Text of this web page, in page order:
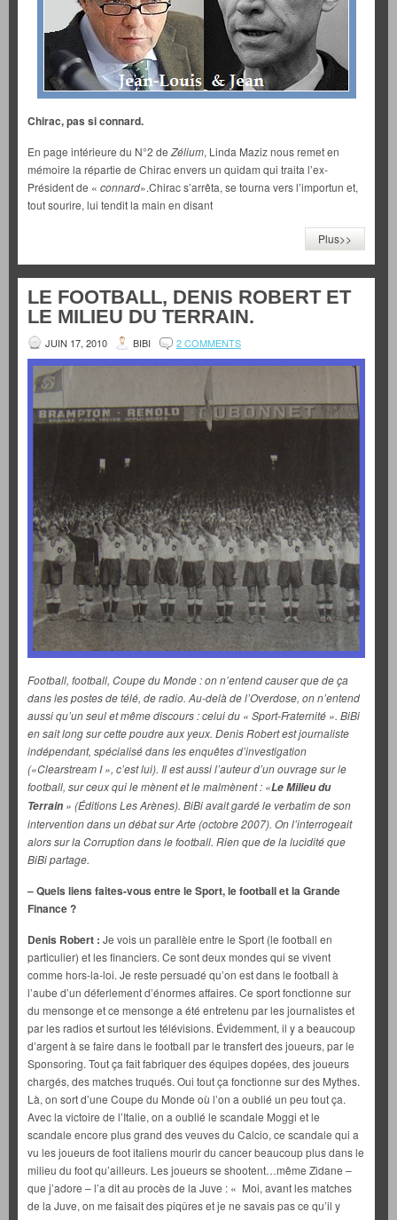
Chirac, pas si connard.
En page intérieure du N°2 de Zélium, Linda Maziz nous remet en
mémoire la répartie de Chirac envers un quidam qui traita l’ex-
Président de « connard».Chirac s’arrêta, se tourna vers l’importun et,
tout sourire, lui tendit la main en disant
Plus>>
LE FOOTBALL, DENIS ROBERT ET
LE MILIEU DU TERRAIN.
JUIN 17, 2010 BIBI 2 COMMENTS
Football, football, Coupe du Monde : on n’entend causer que de ça
dans les postes de télé, de radio. Au-delà de l’Overdose, on n’entend
aussi qu’un seul et même discours : celui du « Sport-Fraternité ». BiBi
en sait long sur cette poudre aux yeux. Denis Robert est journaliste
indépendant, spécialisé dans les enquêtes d’investigation
(«Clearstream I », c’est lui). Il est aussi l’auteur d’un ouvrage sur le
football, sur ceux qui le mènent et le malmènent : «Le Milieu du
Terrain » (Éditions Les Arènes). BiBi avait gardé le verbatim de son
intervention dans un débat sur Arte (octobre 2007). On l’interrogeait
alors sur la Corruption dans le football. Rien que de la lucidité que
BiBi partage.
– Quels liens faites-vous entre le Sport, le football et la Grande
Finance ?
Denis Robert : Je vois un parallèle entre le Sport (le football en
particulier) et les financiers. Ce sont deux mondes qui se vivent
comme hors-la-loi. Je reste persuadé qu’on est dans le football à
l’aube d’un déferlement d’énormes affaires. Ce sport fonctionne sur
du mensonge et ce mensonge a été entretenu par les journalistes et
par les radios et surtout les télévisions. Évidemment, il y a beaucoup
d’argent à se faire dans le football par le transfert des joueurs, par le
Sponsoring. Tout ça fait fabriquer des équipes dopées, des joueurs
chargés, des matches truqués. Oui tout ça fonctionne sur des Mythes.
Là, on sort d’une Coupe du Monde où l’on a oublié un peu tout ça.
Avec la victoire de l’Italie, on a oublié le scandale Moggi et le
scandale encore plus grand des veuves du Calcio, ce scandale qui a
vu les joueurs de foot italiens mourir du cancer beaucoup plus dans le
milieu du foot qu’ailleurs. Les joueurs se shootent…même Zidane –
que j’adore – l’a dit au procès de la Juve : « Moi, avant les matches
de la Juve, on me faisait des piqûres et je ne savais pas ce qu’il y